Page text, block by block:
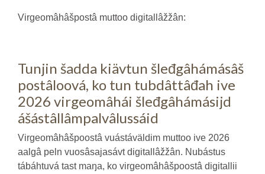
Virgeomâhâšpostâ muttoo digitallâžžân:
Tunjin šadda kiävtun šleđgâhámásâš
postâloová, ko tun tubdâttâđah ive
2026 virgeomâhái šleđgâhámásijd
ášástâllâmpalvâlussáid
Virgeomâhâšpoostâ vuástáväldim muttoo ive 2026
aalgâ peln vuosâsajasávt digitallâžžân. Nubástus
tábáhtuvá tast maŋa, ko virgeomâhâšpoostâ digitallii